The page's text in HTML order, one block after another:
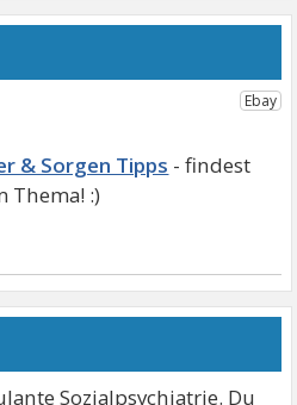
& Sorgen Tipps
Sozialpsychiatrie. Du